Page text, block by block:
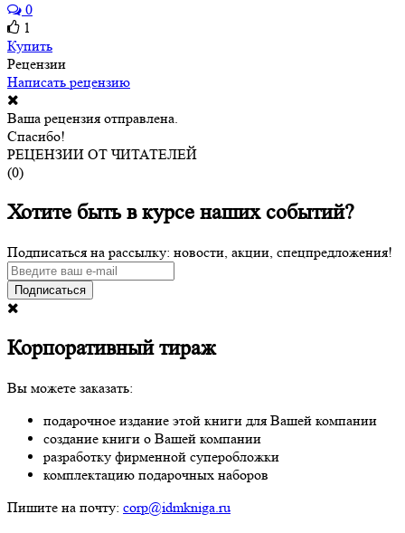
0
1
Купить
Рецензии
Написать рецензию
Ваша рецензия отправлена.
Спасибо!
РЕЦЕНЗИИ ОТ ЧИТАТЕЛЕЙ
(0)
Хотите быть в курсе наших событий?
Подписаться на рассылку: новости, акции, спецпредложения!
Подписаться
Корпоративный тираж
Вы можете заказать:
подарочное издание этой книги для Вашей компании
создание книги о Вашей компании
разработку фирменной суперобложки
комплектацию подарочных наборов
Пишите на почту: corp@idmkniga.ru